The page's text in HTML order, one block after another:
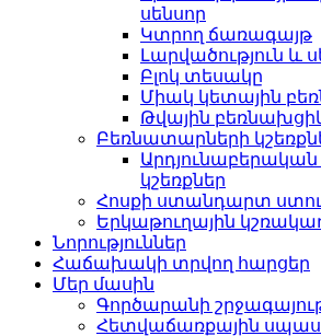
սենսոր
Կտրող ճառագայթ
Լարվածություն և
Բլոկ տեսակը
Միակ կետային
Թվային
Բեռնատարների
կշեռքներ
Հոսքի ստանդարտ
Երկաթուղային
Նորություններ
Հաճախակի տրվող հարցեր
Մեր մասին
Գործարանի
Հետվաճառքային